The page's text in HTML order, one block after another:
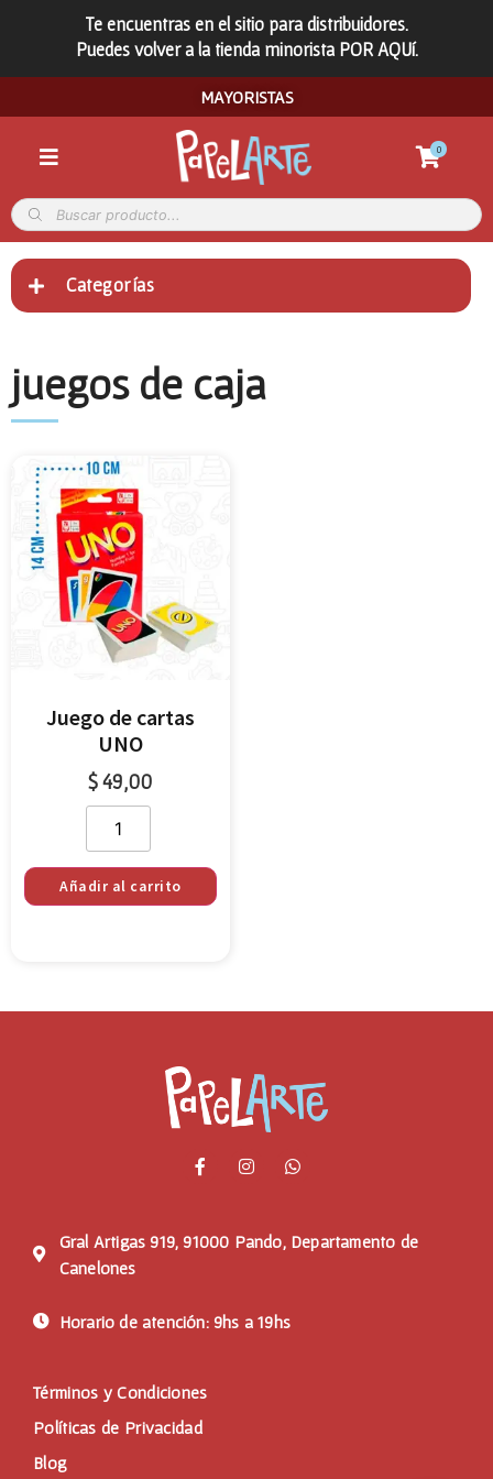
Te encuentras en el sitio para distribuidores.
Puedes volver a la tienda minorista POR AQUí.
MAYORISTAS
0
Categorías
juegos de caja
Juego de cartas
UNO
$49,00
Añadir al carrito
Gral Artigas 919, 91000 Pando, Departamento de
Canelones
Horario de atención: 9hs a 19hs
Términos y Condiciones
Políticas de Privacidad
Blog